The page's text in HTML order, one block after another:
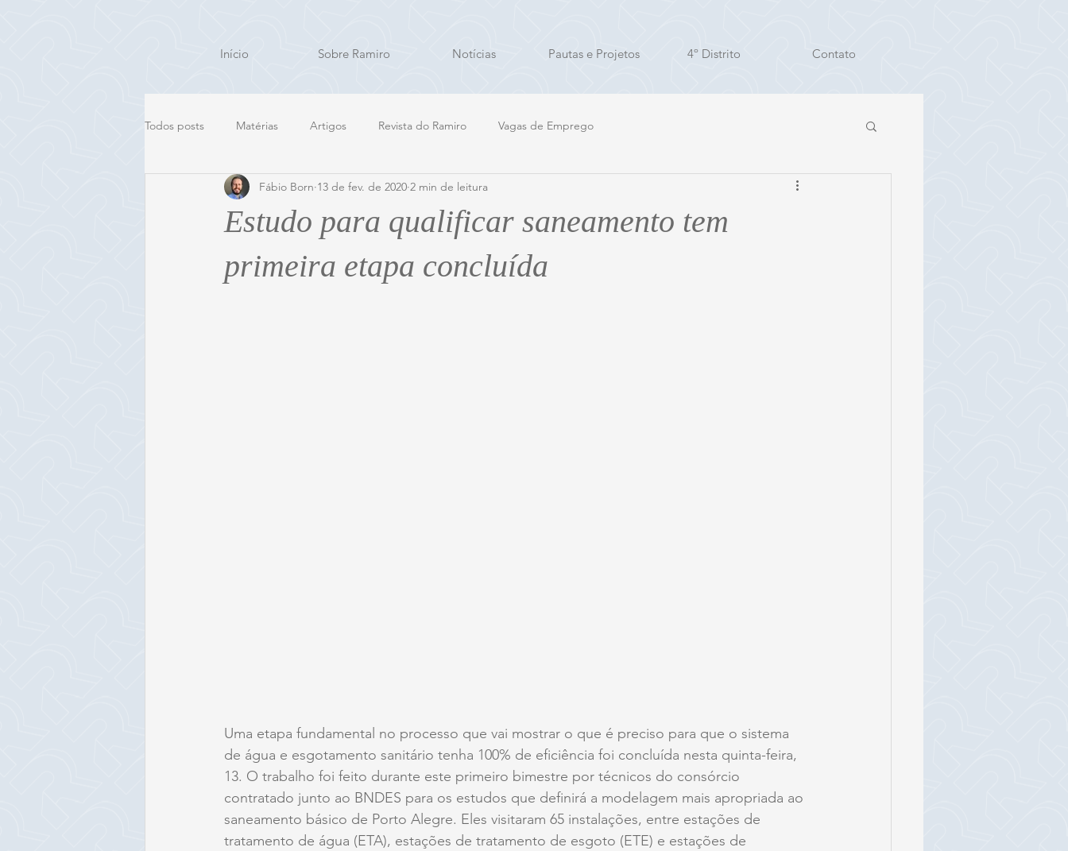
Início Sobre Ramiro Notícias Pautas e Projetos 4º Distrito Contato
Todos posts Matérias Artigos Revista do Ramiro Vagas de Emprego
Estudo para qualificar saneamento tem
primeira etapa concluída
Fábio Born 13 de fev. de 2020 2 min de leitura
Uma etapa fundamental no processo que vai mostrar o que é preciso para que o sistema
de água e esgotamento sanitário tenha 100% de eficiência foi concluída nesta quinta-feira,
13. O trabalho foi feito durante este primeiro bimestre por técnicos do consórcio
contratado junto ao BNDES para os estudos que definirá a modelagem mais apropriada ao
saneamento básico de Porto Alegre. Eles visitaram 65 instalações, entre estações de
tratamento de água (ETA), estações de tratamento de esgoto (ETE) e estações de